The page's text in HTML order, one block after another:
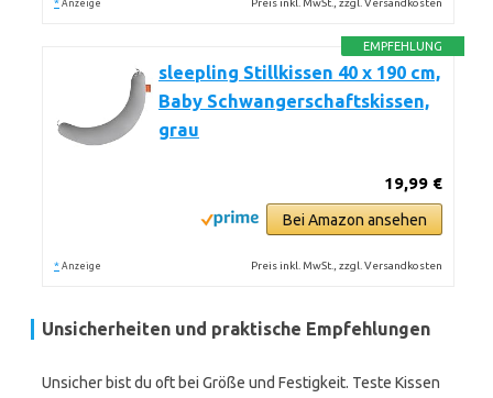
* Anzeige Preis inkl. MwSt., zzgl. Versandkosten
EMPFEHLUNG
sleepling Stillkissen 40 x 190 cm,
Baby Schwangerschaftskissen,
grau
19,99 €
Bei Amazon ansehen
* Anzeige Preis inkl. MwSt., zzgl. Versandkosten
Unsicherheiten und praktische Empfehlungen
Unsicher bist du oft bei Größe und Festigkeit. Teste Kissen